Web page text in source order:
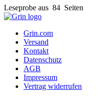
Leseprobe aus 84 Seiten
Grin.com
Versand
Kontakt
Datenschutz
AGB
Impressum
Vertrag widerrufen